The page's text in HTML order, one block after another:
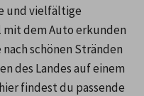
und vielfältige
dem Auto erkunden
schönen Stränden
des Landes auf einem
findest du passende